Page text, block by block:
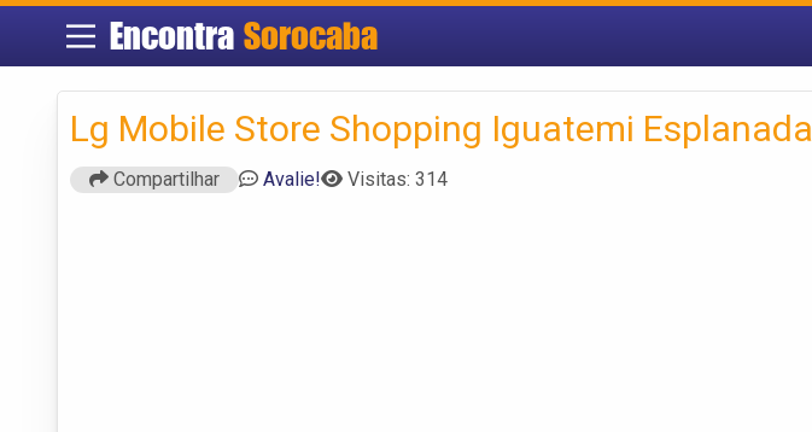
Encontra Sorocaba
Lg Mobile Store Shopping Iguatemi Esplanada
Compartilhar Avalie! Visitas: 314